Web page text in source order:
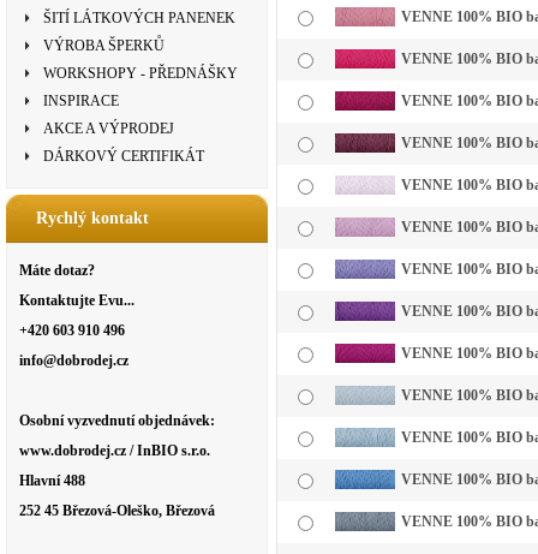
ŠITÍ LÁTKOVÝCH PANENEK
VÝROBA ŠPERKŮ
WORKSHOPY - PŘEDNÁŠKY
INSPIRACE
AKCE A VÝPRODEJ
DÁRKOVÝ CERTIFIKÁT
Rychlý kontakt
Máte dotaz?
Kontaktujte Evu...
+420 603 910 496
info@dobrodej.cz
Osobní vyzvednutí objednávek:
www.dobrodej.cz / InBIO s.r.o.
Hlavní 488
252 45 Březová-Oleško, Březová
VENNE 100% BIO
VENNE 100% BIO
VENNE 100% BIO
VENNE 100% BIO
VENNE 100% BIO
VENNE 100% BIO
VENNE 100% BIO
VENNE 100% BIO
VENNE 100% BIO
VENNE 100% BIO
VENNE 100% BIO
VENNE 100% BIO
VENNE 100% BIO